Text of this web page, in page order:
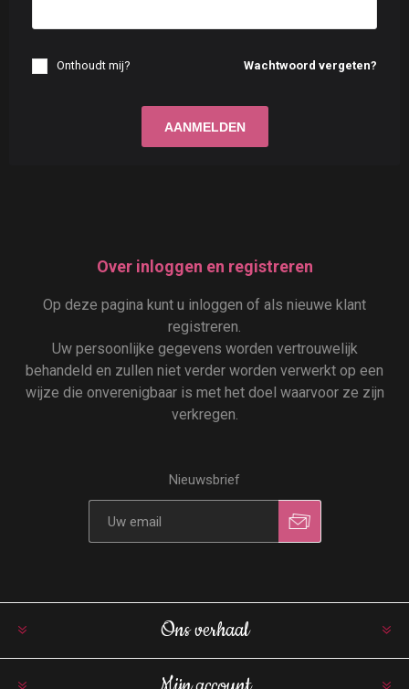
Wachtwoord vergeten?
Onthoudt mij?
Over inloggen en registreren
Op deze pagina kunt u inloggen of als nieuwe klant
registreren.
Uw persoonlijke gegevens worden vertrouwelijk
behandeld en zullen niet verder worden verwerkt op een
wijze die onverenigbaar is met het doel waarvoor ze zijn
verkregen.
Nieuwsbrief
Ons verhaal